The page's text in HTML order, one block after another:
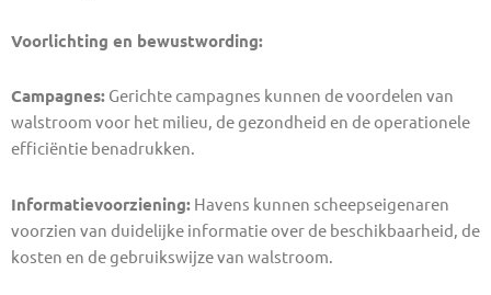
Voorlichting en bewustwording:
Campagnes: Gerichte campagnes kunnen de voordelen van
walstroom voor het milieu, de gezondheid en de operationele
efficiëntie benadrukken.
Informatievoorziening: Havens kunnen scheepseigenaren
voorzien van duidelijke informatie over de beschikbaarheid, de
kosten en de gebruikswijze van walstroom.